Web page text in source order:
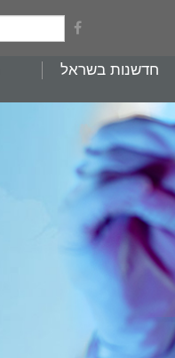
חדשנות בשראל